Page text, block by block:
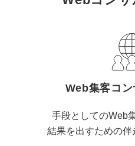
定額LINE運用代行『LINEマ
定額制LP制作・改善『最強
エンジニア
ミッション・ビジョン・バリュ
代表メッセージ（岩野圭佑）
取締役メッセージ（株本祐己）
認定パートナー
Web集客コ
手段としてのWeb
結果を出すための